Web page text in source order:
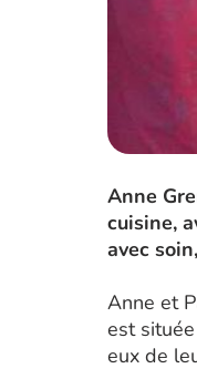
Anne
cuisine,
avec
Anne et
est
eux de